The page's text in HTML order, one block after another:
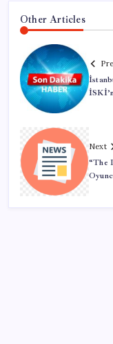
Other Articles
Next
“The